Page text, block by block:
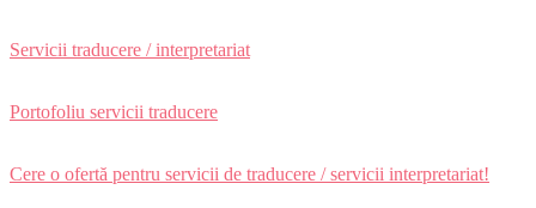
Servicii traducere / interpretariat
Portofoliu servicii traducere
Cere o ofertă pentru servicii de traducere / servicii interpretariat!